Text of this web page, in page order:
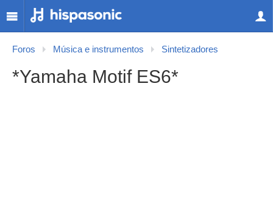
Foros Música e instrumentos Sintetizadores
*Yamaha Motif ES6*